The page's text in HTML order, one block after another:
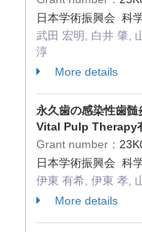
日本学術振興会 科
武田 宏明, 白井 肇,
淳
More details
永久歯の感染性歯
Vital Pulp Therapy
Grant number：
日本学術振興会 科
伊東 有希, 伊東 孝,
More details